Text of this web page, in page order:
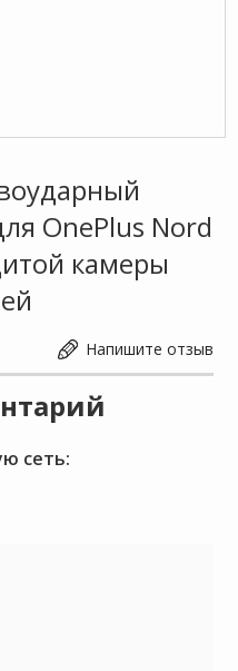
OnePlus Nord
камеры
Напишите отзыв
сеть: